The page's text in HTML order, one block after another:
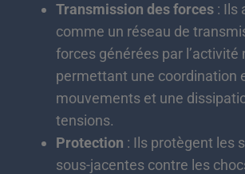
Transmission des forces : Ils
comme un réseau de
forces générées par l’activité
permettant une coordination
mouvements et une
tensions.
Protection : Ils protègent les
sous-jacentes contre les